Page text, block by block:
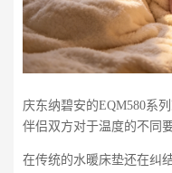
庆东纳碧安的EQM580系
伴侣双方对于温度的不同要
在传统的水暖床垫还在纠